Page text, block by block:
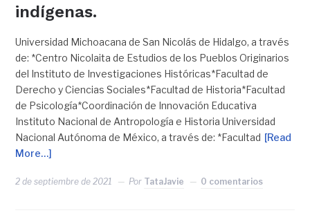
indígenas.
Universidad Michoacana de San Nicolás de Hidalgo, a través
de: *Centro Nicolaita de Estudios de los Pueblos Originarios
del Instituto de Investigaciones Históricas*Facultad de
Derecho y Ciencias Sociales*Facultad de Historia*Facultad
de Psicología*Coordinación de Innovación Educativa
Instituto Nacional de Antropología e Historia Universidad
Nacional Autónoma de México, a través de: *Facultad [Read
More…]
2 de septiembre de 2021 Por TataJavie 0 comentarios